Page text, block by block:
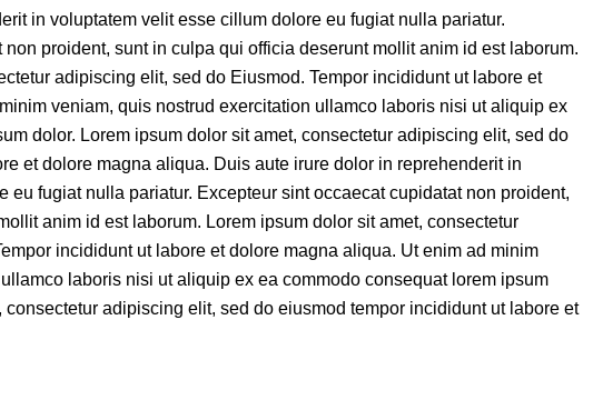
in voluptatem velit esse cillum dolore eu fugiat nulla pariatur.
proident, sunt in culpa qui officia deserunt mollit anim id est laborum.
adipiscing elit, sed do Eiusmod. Tempor incididunt ut labore et
veniam, quis nostrud exercitation ullamco laboris nisi ut aliquip ex
dolor. Lorem ipsum dolor sit amet, consectetur adipiscing elit, sed do
et dolore magna aliqua. Duis aute irure dolor in reprehenderit in
eu fugiat nulla pariatur. Excepteur sint occaecat cupidatat non proident,
anim id est laborum. Lorem ipsum dolor sit amet, consectetur
incididunt ut labore et dolore magna aliqua. Ut enim ad minim
laboris nisi ut aliquip ex ea commodo consequat lorem ipsum
adipiscing elit, sed do eiusmod tempor incididunt ut labore et